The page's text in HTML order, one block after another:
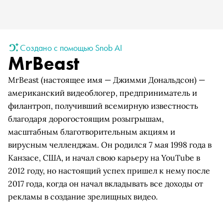
Создано с помощью Snob AI
MrBeast
MrBeast (настоящее имя — Джимми Дональдсон) —
американский видеоблогер, предприниматель и
филантроп, получивший всемирную известность
благодаря дорогостоящим розыгрышам,
масштабным благотворительным акциям и
вирусным челленджам. Он родился 7 мая 1998 года в
Канзасе, США, и начал свою карьеру на YouTube в
2012 году, но настоящий успех пришел к нему после
2017 года, когда он начал вкладывать все доходы от
рекламы в создание зрелищных видео.